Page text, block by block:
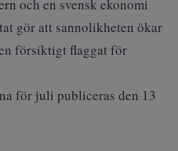
och en svensk ekonomi
gör att sannolikheten ökar
försiktigt flaggat för
för juli publiceras den 13